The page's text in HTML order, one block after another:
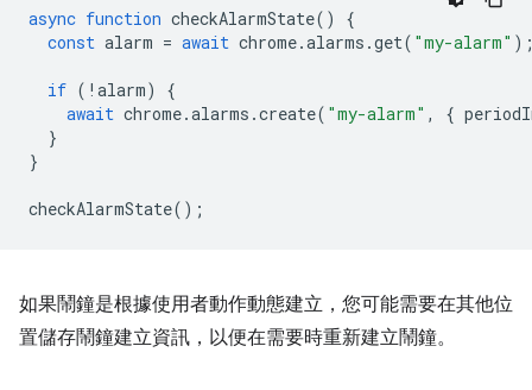
async function checkAlarmState()
{
const alarm = await chrome.alarms .get( "my-alarm"
if ( ! alarm)
{
await chrome.alarms .create( "my-alarm" , {
}
}
checkAlarmState();
如果鬧鐘是根據使用者動作動態建立，您可能需要在其他位
置儲存鬧鐘建立資訊，以便在需要時重新建立鬧鐘。